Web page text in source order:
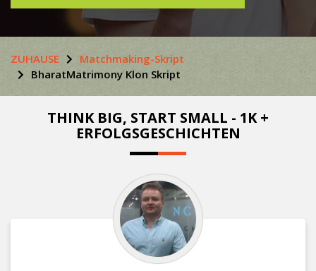
ZUHAUSE
Matchmaking-Skript
BharatMatrimony Klon Skript
THINK BIG, START SMALL - 1K +
ERFOLGSGESCHICHTEN